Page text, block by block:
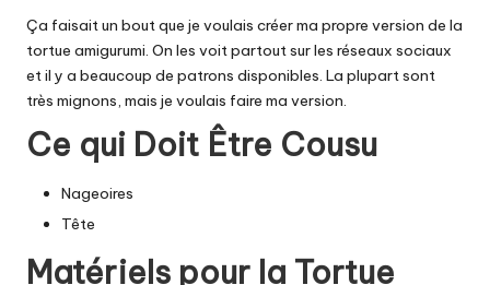
Ça faisait un bout que je voulais créer ma propre version de la
tortue amigurumi. On les voit partout sur les réseaux sociaux
et il y a beaucoup de patrons disponibles. La plupart sont
très mignons, mais je voulais faire ma version.
Ce qui Doit Être Cousu
Nageoires
Tête
Matériels pour la Tortue